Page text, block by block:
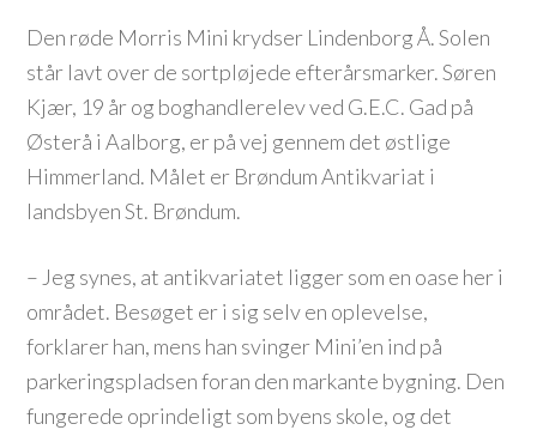
Den røde Morris Mini krydser Lindenborg Å. Solen
står lavt over de sortpløjede efterårsmarker. Søren
Kjær, 19 år og boghandlerelev ved G.E.C. Gad på
Østerå i Aalborg, er på vej gennem det østlige
Himmerland. Målet er Brøndum Antikvariat i
landsbyen St. Brøndum.
– Jeg synes, at antikvariatet ligger som en oase her i
området. Besøget er i sig selv en oplevelse,
forklarer han, mens han svinger Mini’en ind på
parkeringspladsen foran den markante bygning. Den
fungerede oprindeligt som byens skole, og det